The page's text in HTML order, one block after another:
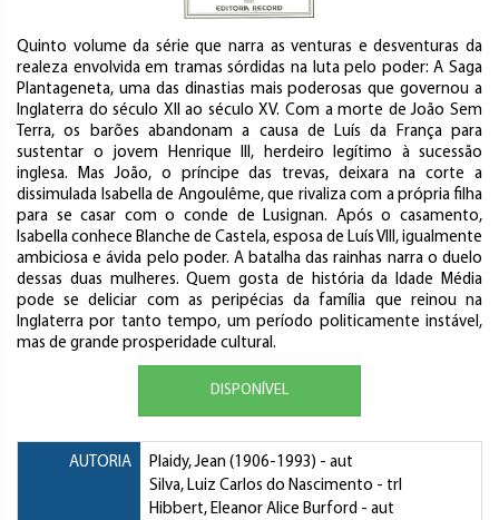
Quinto volume da série que narra as venturas e desventuras da
realeza envolvida em tramas sórdidas na luta pelo poder: A Saga
Plantageneta, uma das dinastias mais poderosas que governou a
Inglaterra do século XII ao século XV. Com a morte de João Sem
Terra, os barões abandonam a causa de Luís da França para
sustentar o jovem Henrique III, herdeiro legítimo à sucessão
inglesa. Mas João, o príncipe das trevas, deixara na corte a
dissimulada Isabella de Angoulême, que rivaliza com a própria filha
para se casar com o conde de Lusignan. Após o casamento,
Isabella conhece Blanche de Castela, esposa de Luís VIII, igualmente
ambiciosa e ávida pelo poder. A batalha das rainhas narra o duelo
dessas duas mulheres. Quem gosta de história da Idade Média
pode se deliciar com as peripécias da família que reinou na
Inglaterra por tanto tempo, um período politicamente instável,
mas de grande prosperidade cultural.
DISPONÍVEL
AUTORIA Plaidy, Jean (1906-1993) - aut
Silva, Luiz Carlos do Nascimento - trl
Hibbert, Eleanor Alice Burford - aut